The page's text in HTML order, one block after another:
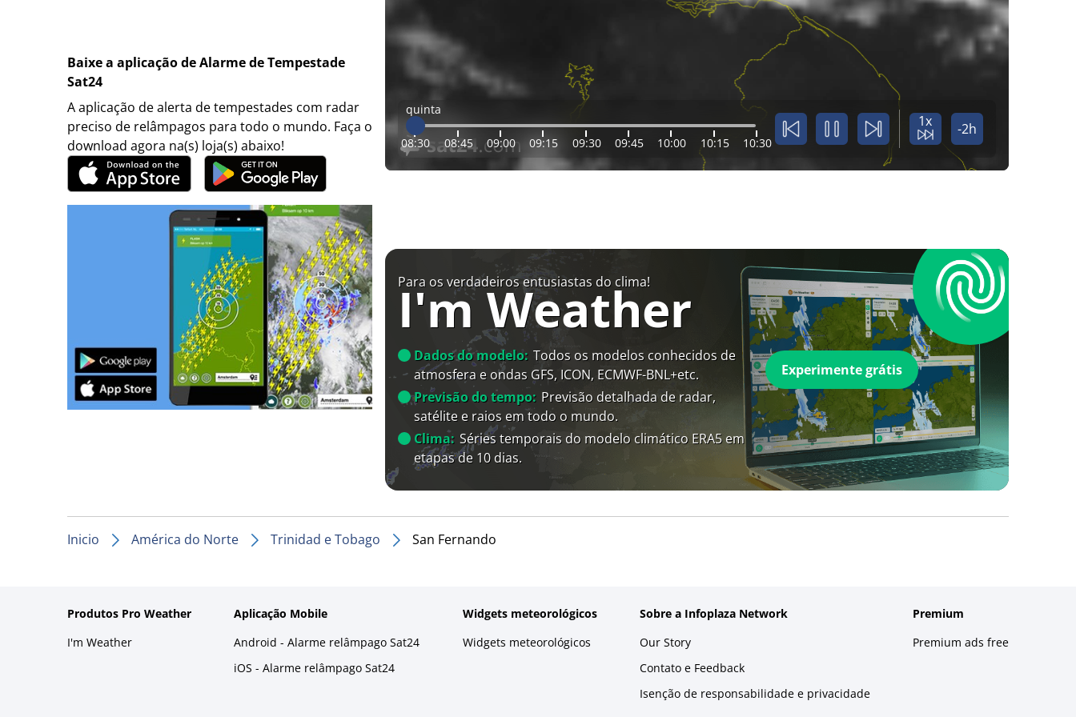
Baixe a aplicação de Alarme de Tempestade
Sat24
A aplicação de alerta de tempestades com radar
preciso de relâmpagos para todo o mundo. Faça o
download agora na(s) loja(s) abaixo!
quinta
08:30 08:45 09:00 09:15 09:30 09:45 10:00 10:15 10:30
1x -2h
Para os verdadeiros entusiastas do clima!
I'm Weather
Dados do modelo: Todos os modelos conhecidos de
atmosfera e ondas GFS, ICON, ECMWF-BNL+etc.
Previsão do tempo: Previsão detalhada de radar,
satélite e raios em todo o mundo.
Clima: Séries temporais do modelo climático ERA5 em
etapas de 10 dias.
Experimente grátis
Inicio América do Norte Trinidad e Tobago San Fernando
Produtos Pro Weather
I'm Weather
Aplicação Mobile
Android - Alarme relâmpago Sat24
iOS - Alarme relâmpago Sat24
Widgets meteorológicos
Widgets meteorológicos
Sobre a Infoplaza Network
Our Story
Contato e Feedback
Isenção de responsabilidade e privacidade
Premium
Premium ads free